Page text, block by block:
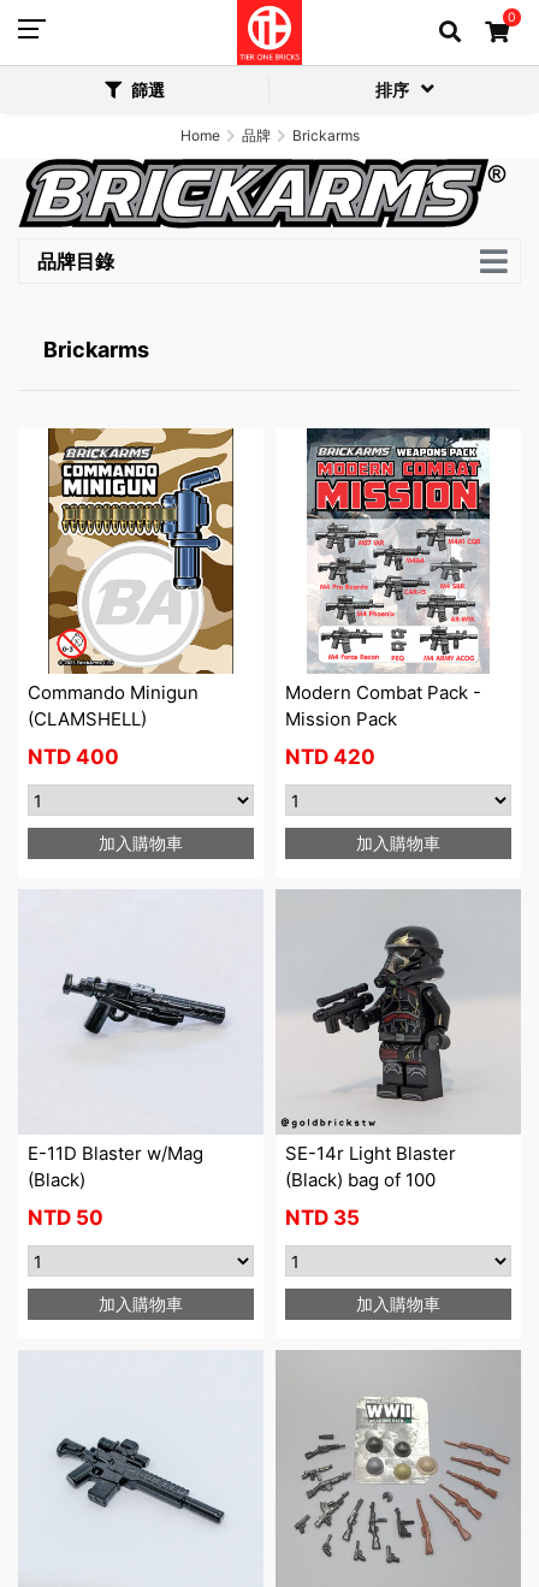
0
篩選 排序
Home 品牌 Brickarms
品牌目錄
Brickarms
Commando Minigun
(CLAMSHELL)
NTD 400
加入購物車
Modern Combat Pack -
Mission Pack
NTD 420
加入購物車
E-11D Blaster w/Mag
(Black)
NTD 50
加入購物車
SE-14r Light Blaster
(Black) bag of 100
NTD 35
加入購物車